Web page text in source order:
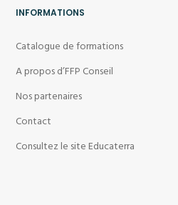
INFORMATIONS
Catalogue de formations
A propos d’FFP Conseil
Nos partenaires
Contact
Consultez le site Educaterra